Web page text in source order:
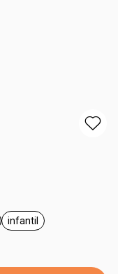
jabón líquido
general.tag infantil
infantil